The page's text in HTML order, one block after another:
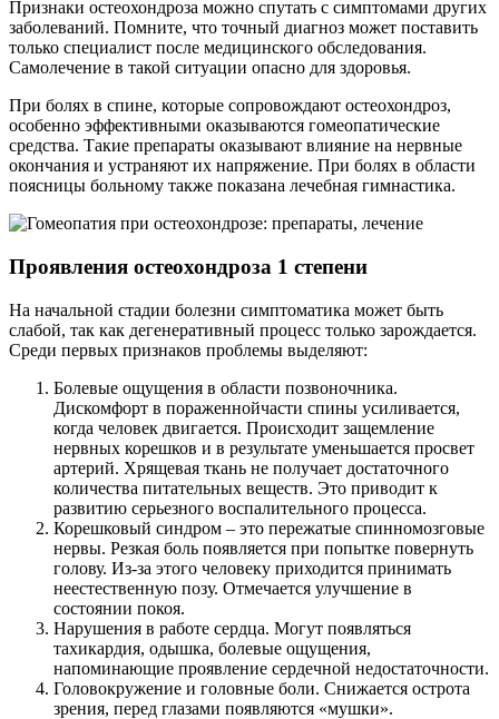
Признаки остеохондроза можно спутать с симптомами других
заболеваний. Помните, что точный диагноз может поставить
только специалист после медицинского обследования.
Самолечение в такой ситуации опасно для здоровья.
При болях в спине, которые сопровождают остеохондроз,
особенно эффективными оказываются гомеопатические
средства. Такие препараты оказывают влияние на нервные
окончания и устраняют их напряжение. При болях в области
поясницы больному также показана лечебная гимнастика.
Проявления остеохондроза 1 степени
На начальной стадии болезни симптоматика может быть
слабой, так как дегенеративный процесс только зарождается.
Среди первых признаков проблемы выделяют:
Болевые ощущения в области позвоночника.
Дискомфорт в пораженнойчасти спины усиливается,
когда человек двигается. Происходит защемление
нервных корешков и в результате уменьшается просвет
артерий. Хрящевая ткань не получает достаточного
количества питательных веществ. Это приводит к
развитию серьезного воспалительного процесса.
Корешковый синдром – это пережатые спинномозговые
нервы. Резкая боль появляется при попытке повернуть
голову. Из-за этого человеку приходится принимать
неестественную позу. Отмечается улучшение в
состоянии покоя.
Нарушения в работе сердца. Могут появляться
тахикардия, одышка, болевые ощущения,
напоминающие проявление сердечной недостаточности.
Головокружение и головные боли. Снижается острота
зрения, перед глазами появляются «мушки».